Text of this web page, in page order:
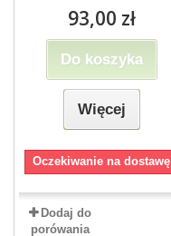
93,00 zł
Do koszyka
Więcej
Oczekiwanie na dostawę
Dodaj do
porówania